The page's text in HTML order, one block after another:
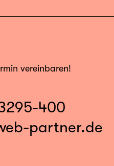
vereinbaren!
400
partner.de